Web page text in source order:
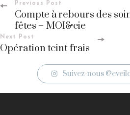
Post
Navigation
Previous Post
Compte à rebours des
fêtes – MOI&cie
Next Post
Opération teint frais
Suivez-nous